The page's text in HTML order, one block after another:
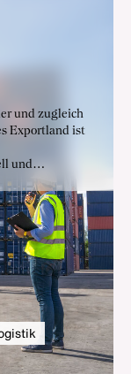
und zugleich
Exportland ist
und